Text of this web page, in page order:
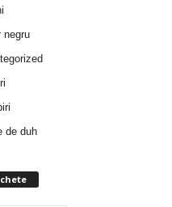
negru
de duh